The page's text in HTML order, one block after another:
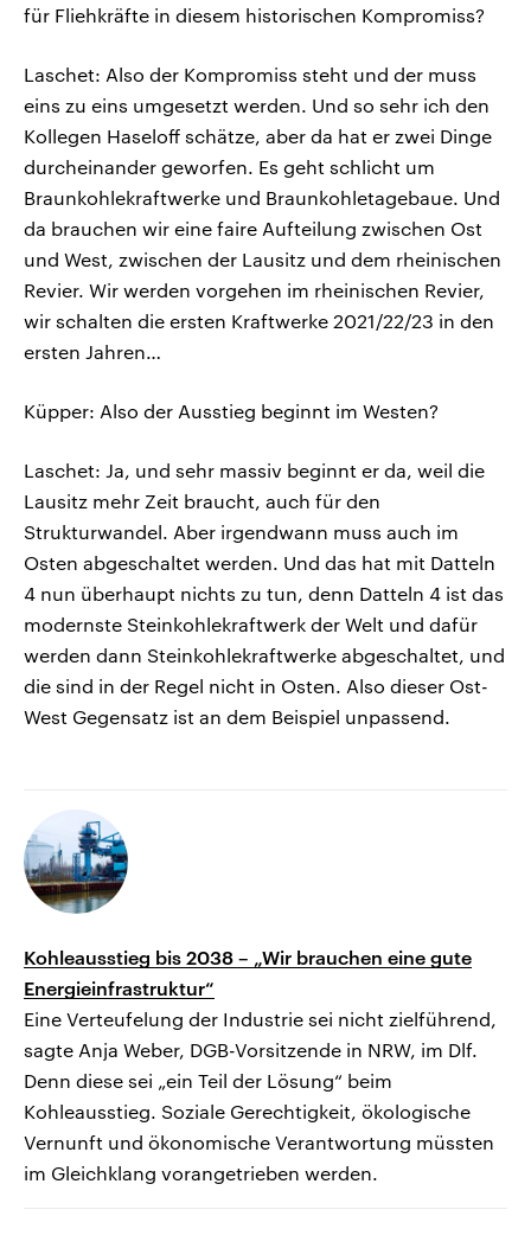
für Fliehkräfte in diesem historischen Kompromiss?
Laschet: Also der Kompromiss steht und der muss
eins zu eins umgesetzt werden. Und so sehr ich den
Kollegen Haseloff schätze, aber da hat er zwei Dinge
durcheinander geworfen. Es geht schlicht um
Braunkohlekraftwerke und Braunkohletagebaue. Und
da brauchen wir eine faire Aufteilung zwischen Ost
und West, zwischen der Lausitz und dem rheinischen
Revier. Wir werden vorgehen im rheinischen Revier,
wir schalten die ersten Kraftwerke 2021/22/23 in den
ersten Jahren…
Küpper: Also der Ausstieg beginnt im Westen?
Laschet: Ja, und sehr massiv beginnt er da, weil die
Lausitz mehr Zeit braucht, auch für den
Strukturwandel. Aber irgendwann muss auch im
Osten abgeschaltet werden. Und das hat mit Datteln
4 nun überhaupt nichts zu tun, denn Datteln 4 ist das
modernste Steinkohlekraftwerk der Welt und dafür
werden dann Steinkohlekraftwerke abgeschaltet, und
die sind in der Regel nicht in Osten. Also dieser Ost-
West Gegensatz ist an dem Beispiel unpassend.
Kohleausstieg bis 2038 – „Wir brauchen eine gute
Energieinfrastruktur“
Eine Verteufelung der Industrie sei nicht zielführend,
sagte Anja Weber, DGB-Vorsitzende in NRW, im Dlf.
Denn diese sei „ein Teil der Lösung“ beim
Kohleausstieg. Soziale Gerechtigkeit, ökologische
Vernunft und ökonomische Verantwortung müssten
im Gleichklang vorangetrieben werden.